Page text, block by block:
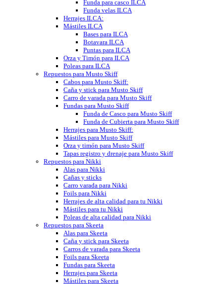
Funda para casco ILCA
Funda velas ILCA
Herrajes ILCA:
Mástiles ILCA
Bases para ILCA
Botavara ILCA
Puntas para ILCA
Orza y Timón para ILCA
Poleas para ILCA
Repuestos para Musto Skiff
Cabos para Musto Skiff:
Caña y stick para Musto Skiff
Carro de varada para Musto Skiff
Fundas para Musto Skiff
Funda de Casco para Musto Skiff
Funda de Cubierta para Musto Skiff
Herrajes para Musto Skiff:
Mástiles para Musto Skiff
Orza y timón para Musto Skiff
Tapas registro y drenaje para Musto Skiff
Repuestos para Nikki
Alas para Nikki
Cañas y sticks
Carro varada para Nikki
Foils para Nikki
Herrajes de alta calidad para tu Nikki
Mástiles para tu Nikki
Poleas de alta calidad para Nikki
Repuestos para Skeeta
Alas para Skeeta
Caña y stick para Skeeta
Carros de varada para Skeeta
Foils para Skeeta
Fundas para Skeeta
Herrajes para Skeeta
Mástiles para Skeeta